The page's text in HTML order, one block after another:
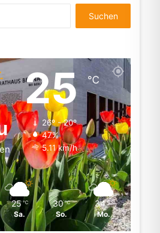
nach:
25℃
26º - 20º
47%
5.11 km/h
25 ℃
Sa.
30 ℃
So.
34 ℃
Mo.